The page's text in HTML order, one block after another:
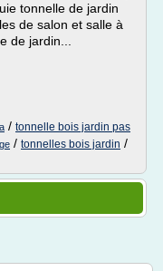
tonnelle de jardin
de salon et salle à
de jardin...
/ tonnelle bois jardin pas
/ tonnelles bois jardin /